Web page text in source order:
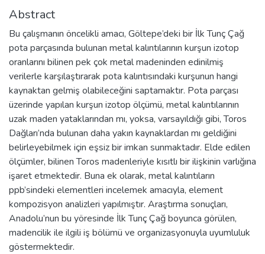
Abstract
Bu çalışmanın öncelikli amacı, Göltepe’deki bir İlk Tunç Çağ
pota parçasında bulunan metal kalıntılarının kurşun izotop
oranlarını bilinen pek çok metal madeninden edinilmiş
verilerle karşılaştırarak pota kalıntısındaki kurşunun hangi
kaynaktan gelmiş olabileceğini saptamaktır. Pota parçası
üzerinde yapılan kurşun izotop ölçümü, metal kalıntılarının
uzak maden yataklarından mı, yoksa, varsayıldığı gibi, Toros
Dağları’nda bulunan daha yakın kaynaklardan mı geldiğini
belirleyebilmek için eşsiz bir imkan sunmaktadır. Elde edilen
ölçümler, bilinen Toros madenleriyle kısıtlı bir ilişkinin varlığına
işaret etmektedir. Buna ek olarak, metal kalıntıların
ppb’sindeki elementleri incelemek amacıyla, element
kompozisyon analizleri yapılmıştır. Araştırma sonuçları,
Anadolu’nun bu yöresinde İlk Tunç Çağ boyunca görülen,
madencilik ile ilgili iş bölümü ve organizasyonuyla uyumluluk
göstermektedir.